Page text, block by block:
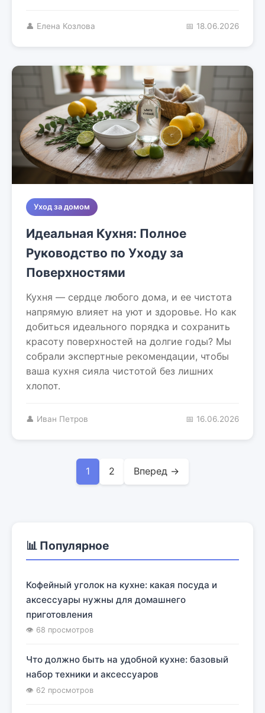
👤 Елена Козлова 📅 18.06.2026
Уход за домом
Идеальная Кухня: Полное
Руководство по Уходу за
Поверхностями
Кухня — сердце любого дома, и ее чистота
напрямую влияет на уют и здоровье. Но как
добиться идеального порядка и сохранить
красоту поверхностей на долгие годы? Мы
собрали экспертные рекомендации, чтобы
ваша кухня сияла чистотой без лишних
хлопот.
👤 Иван Петров 📅 16.06.2026
1 2 Вперед →
📊 Популярное
Кофейный уголок на кухне: какая посуда и
аксессуары нужны для домашнего
приготовления
👁 68 просмотров
Что должно быть на удобной кухне: базовый
набор техники и аксессуаров
👁 62 просмотров